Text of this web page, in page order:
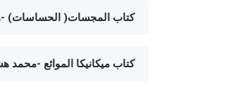
كتاب المجسات( الحساسات)
كتاب ميكانيكا الموائع -محمد